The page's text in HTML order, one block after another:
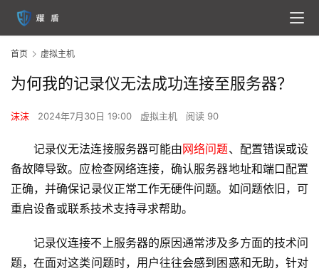
首页 虚拟主机
为何我的记录仪无法成功连接至服务器？
沫沫 2024年7月30日 19:00 虚拟主机 阅读 90
记录仪无法连接服务器可能由网络问题、配置错误或设
备故障导致。应检查网络连接，确认服务器地址和端口配置
正确，并确保记录仪正常工作无硬件问题。如问题依旧，可
重启设备或联系技术支持寻求帮助。
记录仪连接不上服务器的原因通常涉及多方面的技术问
题，在面对这类问题时，用户往往会感到困惑和无助，针对